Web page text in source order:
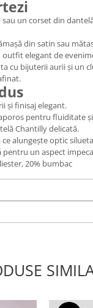
un corset din
din satin sau
elegant de
cu bijuterii aurii și un
și finisaj elegant.
pentru fluiditate
Chantilly delicată.
alungește optic
pentru un aspect
20% bumbac